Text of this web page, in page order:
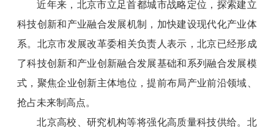
近年来，北京市立足首都城市战略定位，探索建立
科技创新和产业融合发展机制，加快建设现代化产业体
系。北京市发展改革委相关负责人表示，北京已经形成
了科技创新和产业创新融合发展基础和系列融合发展模
式，聚焦企业创新主体地位，提前布局产业前沿领域、
抢占未来制高点。
北京高校、研究机构等将强化高质量科技供给。北